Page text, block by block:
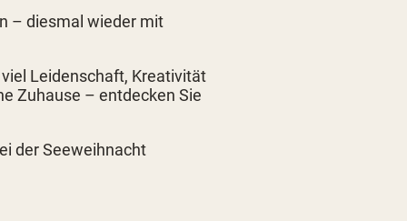
– diesmal wieder mit
Leidenschaft, Kreativität
Zuhause – entdecken Sie
der Seeweihnacht